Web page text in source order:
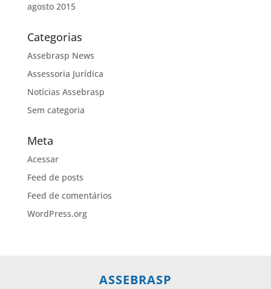
agosto 2015
Categorias
Assebrasp News
Assessoria Jurídica
Notícias Assebrasp
Sem categoria
Meta
Acessar
Feed de posts
Feed de comentários
WordPress.org
ASSEBRASP